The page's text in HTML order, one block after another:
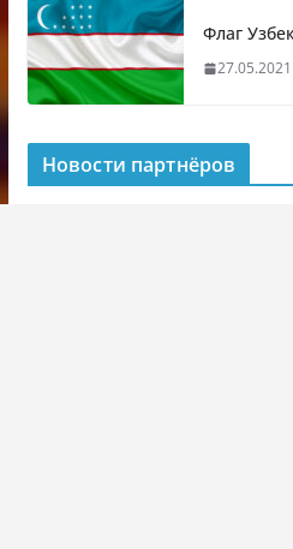
Флаг
27.05.2021
Новости партнёров